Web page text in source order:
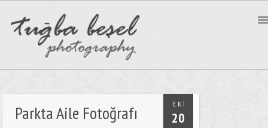
EKI
20
Parkta Aile Fotoğrafı